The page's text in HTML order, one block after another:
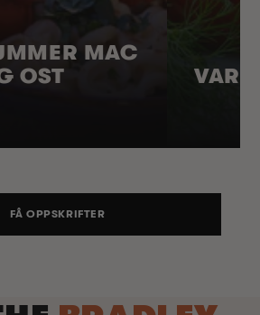
MAC
OST
FÅ OPPSKRIFTER